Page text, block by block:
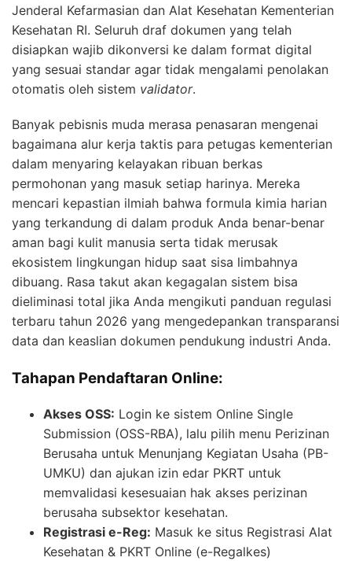
Jenderal Kefarmasian dan Alat Kesehatan Kementerian
Kesehatan RI. Seluruh draf dokumen yang telah
disiapkan wajib dikonversi ke dalam format digital
yang sesuai standar agar tidak mengalami penolakan
otomatis oleh sistem validator.
Banyak pebisnis muda merasa penasaran mengenai
bagaimana alur kerja taktis para petugas kementerian
dalam menyaring kelayakan ribuan berkas
permohonan yang masuk setiap harinya. Mereka
mencari kepastian ilmiah bahwa formula kimia harian
yang terkandung di dalam produk Anda benar-benar
aman bagi kulit manusia serta tidak merusak
ekosistem lingkungan hidup saat sisa limbahnya
dibuang. Rasa takut akan kegagalan sistem bisa
dieliminasi total jika Anda mengikuti panduan regulasi
terbaru tahun 2026 yang mengedepankan transparansi
data dan keaslian dokumen pendukung industri Anda.
Tahapan Pendaftaran Online:
Akses OSS: Login ke sistem Online Single
Submission (OSS-RBA), lalu pilih menu Perizinan
Berusaha untuk Menunjang Kegiatan Usaha (PB-
UMKU) dan ajukan izin edar PKRT untuk
memvalidasi kesesuaian hak akses perizinan
berusaha subsektor kesehatan.
Registrasi e-Reg: Masuk ke situs Registrasi Alat
Kesehatan & PKRT Online (e-Regalkes)